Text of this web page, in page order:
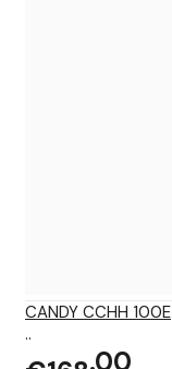
CANDY CCHH 100E
..
00